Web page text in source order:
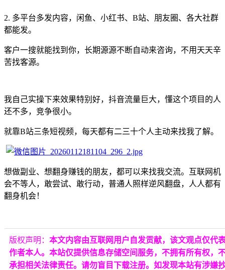
2. 多平台多发内容，闲鱼、小红书、B站、朋友圈、各大社群
都能发。
客户一搜就能找到你，长期源源不断自动来咨询，不用天天辛
苦找客源。
我自己实操下来效果特别好，抖音流量巨大，懂这个项目的人
还不多，竞争很小。
就靠B站三条短视频，每天都有二三十个人主动来找我了解。
想做副业、想翻身赚钱的朋友，都可以来找我交流。互联网机
会不等人，敢尝试、敢行动，普通人照样逆风翻盘，人人都有
翻身机会！
版权声明： 本文内容由互联网用户自发贡献，该文观点仅代
作者本人。本站仅提供信息存储空间服务，不拥有所有权，
承担相关法律责任。请勿盲目下载注册。如发现本站有涉嫌